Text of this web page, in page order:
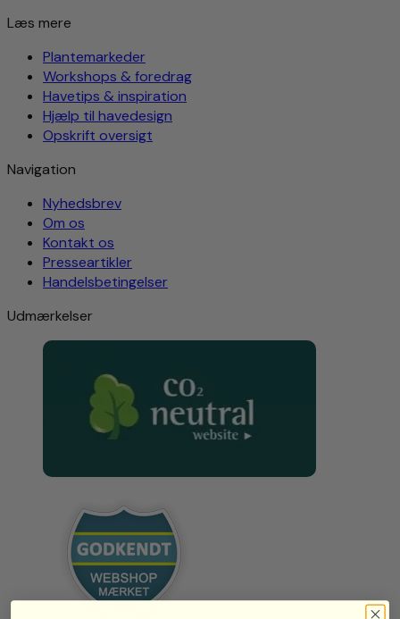
Læs mere
Plantemarkeder
Workshops & foredrag
Havetips & inspiration
Hjælp til havedesign
Opskrift oversigt
Navigation
Nyhedsbrev
Om os
Kontakt os
Presseartikler
Handelsbetingelser
Udmærkelser